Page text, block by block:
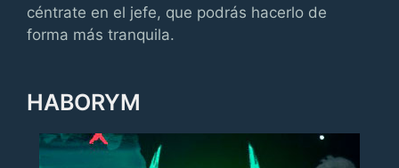
céntrate en el jefe, que podrás hacerlo de
forma más tranquila.
HABORYM